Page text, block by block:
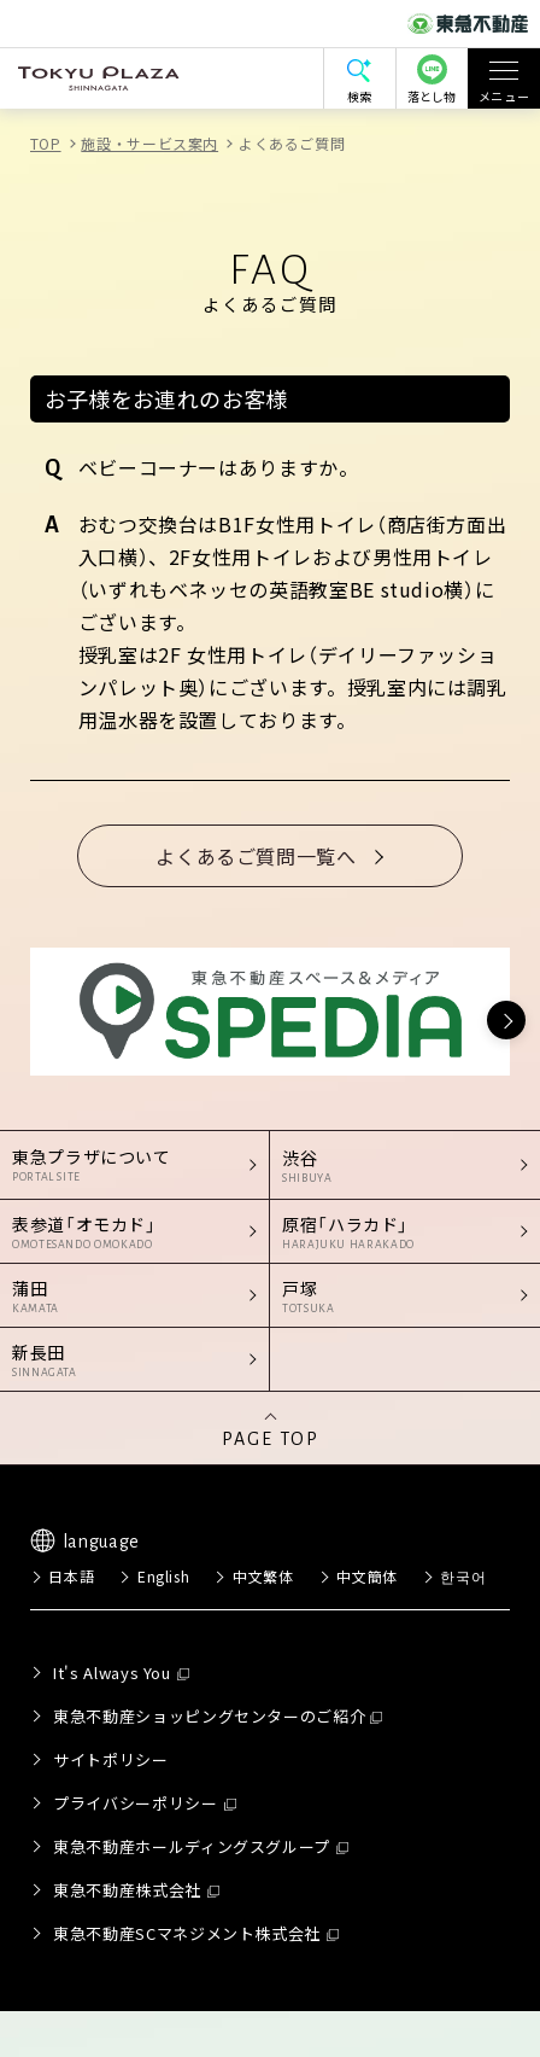
検索 落とし物 メニュー
TOP 施設・サービス案内 よくあるご質問
FAQ
よくあるご質問
お子様をお連れのお客様
ベビーコーナーはありますか。
おむつ交換台はB1F女性用トイレ（商店街方面出
入口横）、2F女性用トイレおよび男性用トイレ
（いずれもベネッセの英語教室BE studio横）に
ございます。
授乳室は2F 女性用トイレ（デイリーファッショ
ンパレット奥）にございます。授乳室内には調乳
用温水器を設置しております。
よくあるご質問一覧へ
東急プラザについて
PORTAL SITE
渋谷
SHIBUYA
表参道「オモカド」
OMOTESANDO OMOKADO
原宿「ハラカド」
HARAJUKU HARAKADO
蒲田
KAMATA
戸塚
TOTSUKA
新長田
SINNAGATA
PAGE TOP
language
日本語 English 中文繁体 中文簡体 한국어
It's Always You
東急不動産ショッピングセンターのご紹介
サイトポリシー
プライバシーポリシー
東急不動産ホールディングスグループ
東急不動産株式会社
東急不動産SCマネジメント株式会社